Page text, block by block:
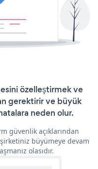
özelleştirmek ve
gerektirir ve büyük
neden olur.
güvenlik açıklarından
büyümeye devam
olasıdır.